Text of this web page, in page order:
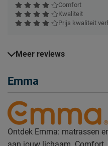
Comfort
Kwaliteit
Prijs kwaliteit
Meer reviews
Emma
Ontdek Emma: matrassen
aan jouw lichaam.